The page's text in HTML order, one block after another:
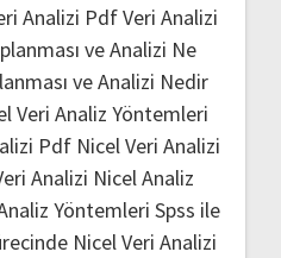
Analizi PdfVeri Analizi
ve Analizi Ne
ve Analizi Nedir
Veri Analiz Yöntemleri
Pdf Nicel Veri Analizi
Analizi Nicel Analiz
Yöntemleri Spss ile
Nicel Veri Analizi